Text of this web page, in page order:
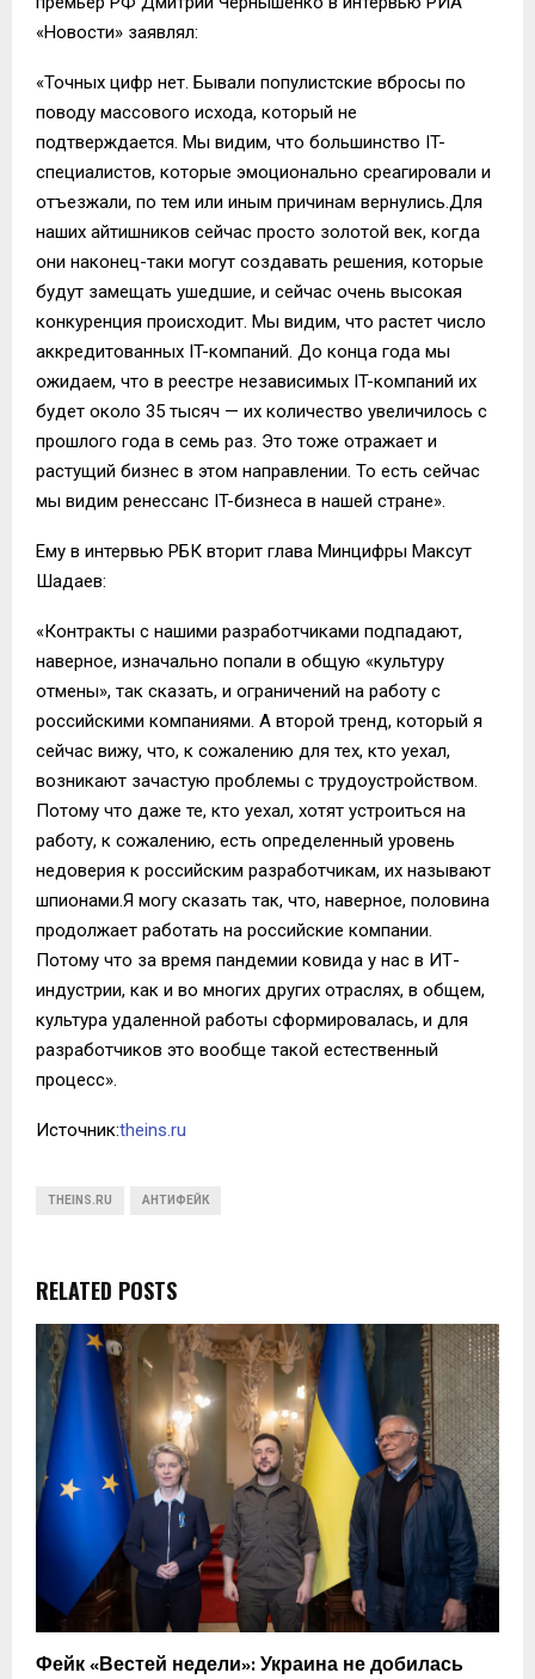
«Новости» заявлял:
«Точных цифр нет. Бывали популистские вбросы по
поводу массового исхода, который не
подтверждается. Мы видим, что большинство IT-
специалистов, которые эмоционально среагировали и
отъезжали, по тем или иным причинам вернулись.Для
наших айтишников сейчас просто золотой век, когда
они наконец-таки могут создавать решения, которые
будут замещать ушедшие, и сейчас очень высокая
конкуренция происходит. Мы видим, что растет число
аккредитованных IT-компаний. До конца года мы
ожидаем, что в реестре независимых IT-компаний их
будет около 35 тысяч — их количество увеличилось с
прошлого года в семь раз. Это тоже отражает и
растущий бизнес в этом направлении. То есть сейчас
мы видим ренессанс IT-бизнеса в нашей стране».
Ему в интервью РБК вторит глава Минцифры Максут
Шадаев:
«Контракты с нашими разработчиками подпадают,
наверное, изначально попали в общую «культуру
отмены», так сказать, и ограничений на работу с
российскими компаниями. А второй тренд, который я
сейчас вижу, что, к сожалению для тех, кто уехал,
возникают зачастую проблемы с трудоустройством.
Потому что даже те, кто уехал, хотят устроиться на
работу, к сожалению, есть определенный уровень
недоверия к российским разработчикам, их называют
шпионами.Я могу сказать так, что, наверное, половина
продолжает работать на российские компании.
Потому что за время пандемии ковида у нас в ИТ-
индустрии, как и во многих других отраслях, в общем,
культура удаленной работы сформировалась, и для
разработчиков это вообще такой естественный
процесс».
Источник:theins.ru
THEINS.RU АНТИФЕЙК
RELATED POSTS
Фейк «Вестей недели»: Украина не добилась